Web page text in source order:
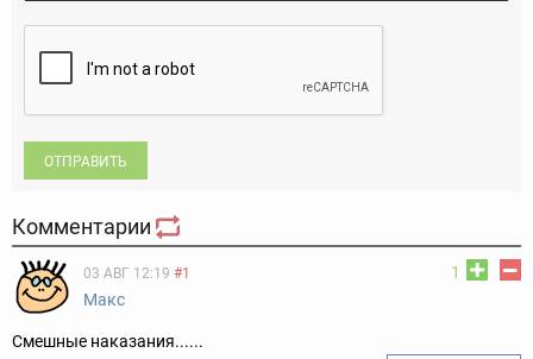
ОТПРАВИТЬ
Комментарии
1
03 АВГ 12:19 #1
Макс
Смешные наказания......